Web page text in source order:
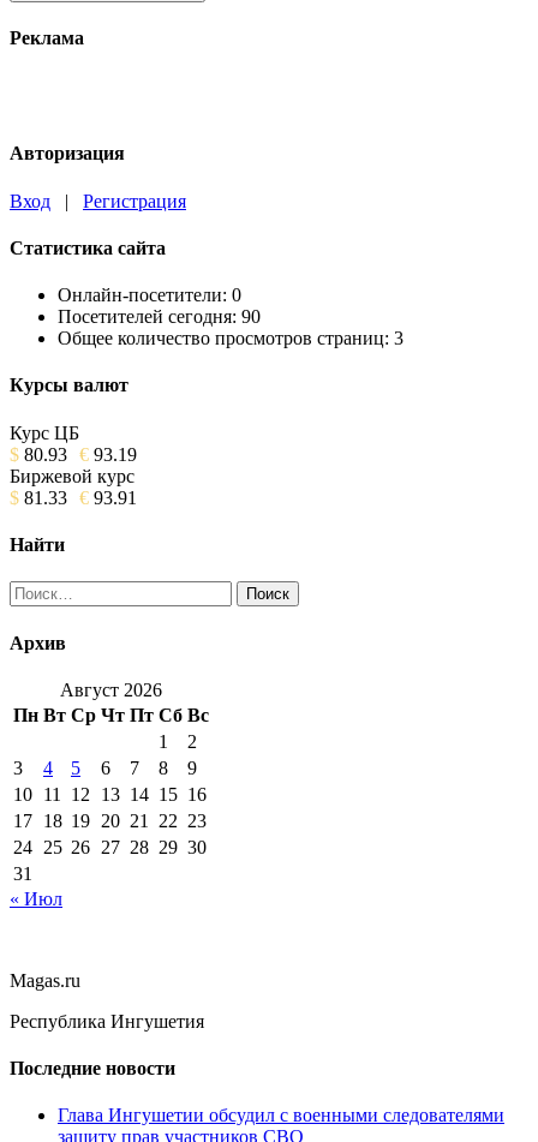
Реклама
Авторизация
Вход | Регистрация
Статистика сайта
Онлайн-посетители: 0
Посетителей сегодня: 90
Общее количество просмотров страниц: 3
Курсы валют
Курс ЦБ
$ 80.93 € 93.19
Биржевой курс
$ 81.33 € 93.91
Найти
Найти:
Архив
Август 2026
Пн Вт Ср Чт Пт Сб Вс
1
2
3
4 5 6 7 8
9
10 11 12 13 14 15 16
17 18 19 20 21 22 23
24 25 26 27 28 29 30
31
« Июл
Magas.ru
Республика Ингушетия
Последние новости
Глава Ингушетии обсудил с военными следователями
защиту прав участников СВО